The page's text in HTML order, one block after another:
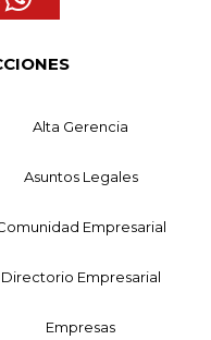
Alta Gerencia
Asuntos Legales
Empresarial
Directorio Empresarial
Empresas